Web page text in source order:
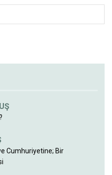
Cumhuriyetine; Bir